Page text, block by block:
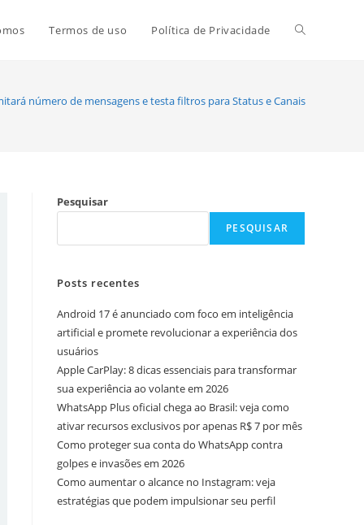
Termos de uso Política de Privacidade Alternar
site
número de mensagens e testa filtros para Status e Canais
Pesquisar
PESQUISAR
Posts recentes
Android 17 é anunciado com foco em inteligência
artificial e promete revolucionar a experiência dos
usuários
Apple CarPlay: 8 dicas essenciais para transformar
sua experiência ao volante em 2026
WhatsApp Plus oficial chega ao Brasil: veja como
ativar recursos exclusivos por apenas R$ 7 por mês
Como proteger sua conta do WhatsApp contra
golpes e invasões em 2026
Como aumentar o alcance no Instagram: veja
estratégias que podem impulsionar seu perfil